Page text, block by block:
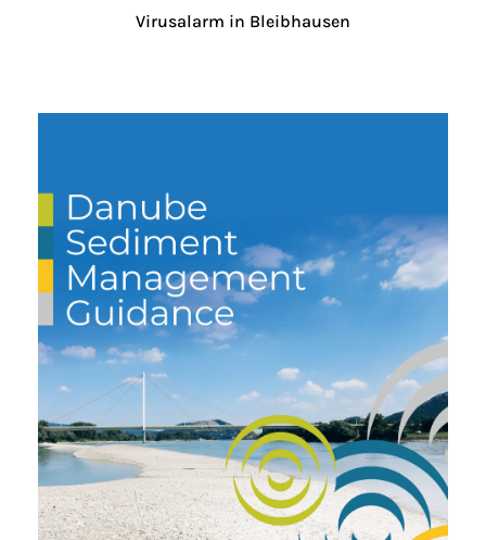
Virusalarm in Bleibhausen